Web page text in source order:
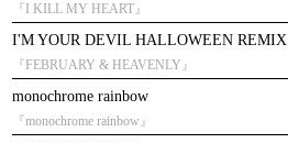
『I KILL MY HEART』
I'M YOUR DEVIL HALLOWEEN REMIX
『FEBRUARY & HEAVENLY』
monochrome rainbow
『monochrome rainbow』